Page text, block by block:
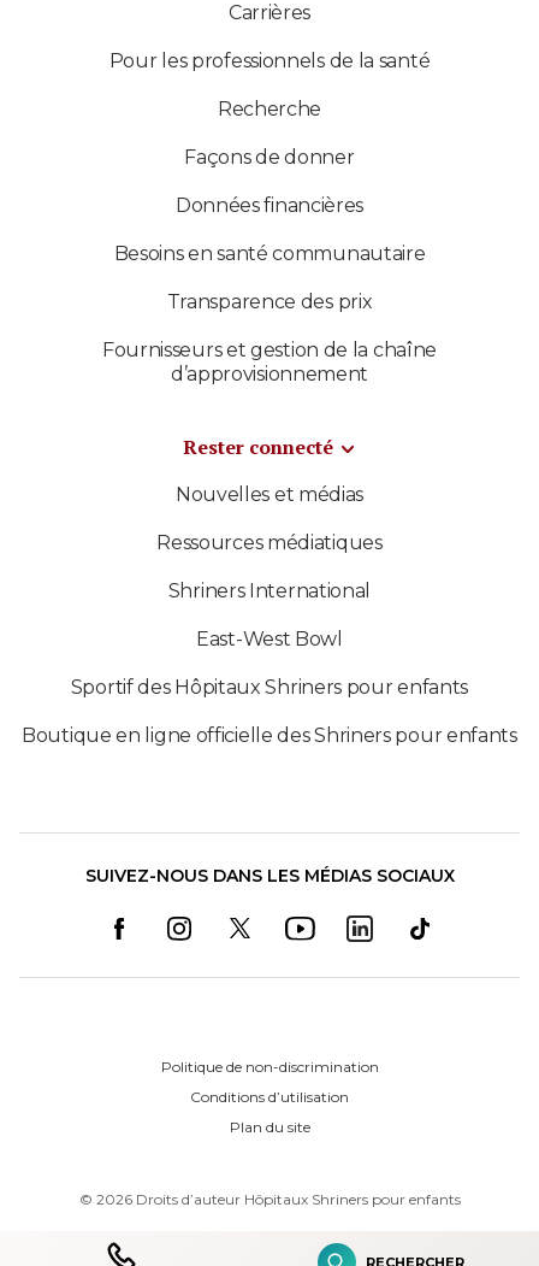
Carrières
Pour les professionnels de la santé
Recherche
Façons de donner
Données financières
Besoins en santé communautaire
Transparence des prix
Fournisseurs et gestion de la chaîne
d’approvisionnement
Rester connecté
Nouvelles et médias
Ressources médiatiques
Shriners International
East-West Bowl
Sportif des Hôpitaux Shriners pour enfants
Boutique en ligne officielle des Shriners pour enfants
SUIVEZ-NOUS DANS LES MÉDIAS SOCIAUX
Politique de non-discrimination
Conditions d’utilisation
Plan du site
© 2026 Droits d’auteur Hôpitaux Shriners pour enfants
RECHERCHER